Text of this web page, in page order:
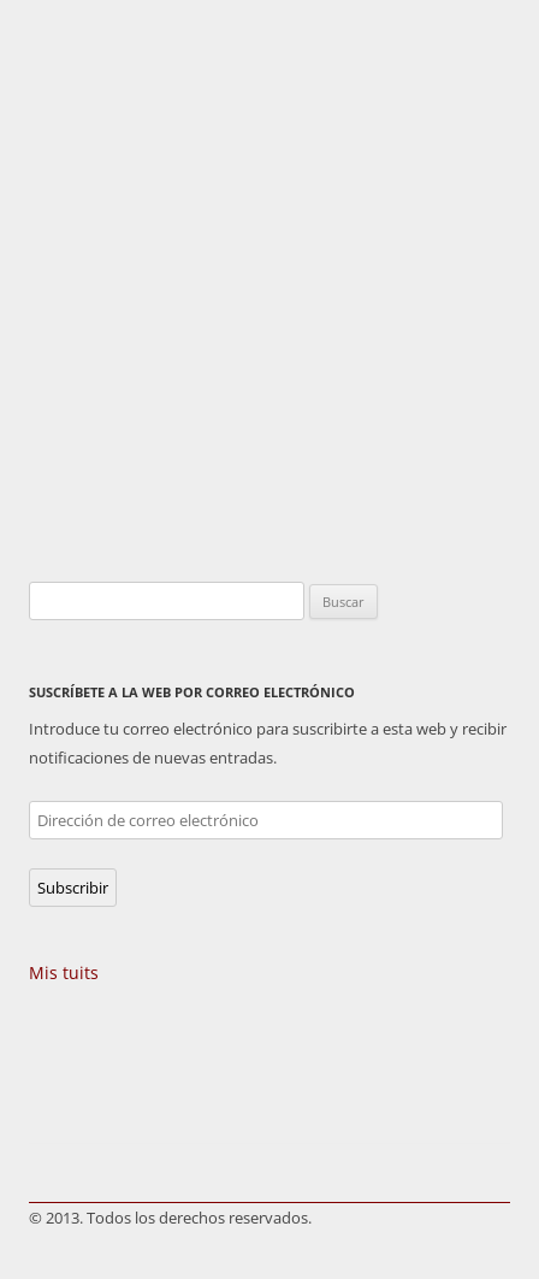
SUSCRÍBETE A LA WEB POR CORREO ELECTRÓNICO
Introduce tu correo electrónico para suscribirte a esta web y recibir
notificaciones de nuevas entradas.
Dirección
de
correo
electrónico
Subscribir
Mis tuits
© 2013. Todos los derechos reservados.